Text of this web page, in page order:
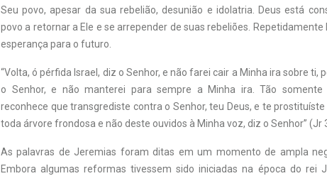
Seu povo, apesar da sua rebelião, desunião e idolatria. Deus está
povo a retornar a Ele e se arrepender de suas rebeliões.
esperança para o futuro.
“Volta, ó pérfida Israel, diz o Senhor, e não farei cair a Minha ira sobre ti,
o Senhor, e não manterei para sempre a Minha ira. Tão somente
reconhece que transgrediste contra o Senhor, teu Deus, e te
toda árvore frondosa e não deste ouvidos à Minha voz, diz o Senhor” (Jr
As palavras de Jeremias foram ditas em um momento de ampla
Embora algumas reformas tivessem sido iniciadas na época do rei